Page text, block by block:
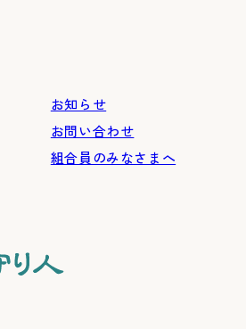
お知らせ
お問い合わせ
組合員のみなさまへ